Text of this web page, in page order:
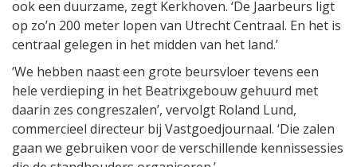
ook een duurzame, zegt Kerkhoven. ‘De Jaarbeurs ligt
op zo’n 200 meter lopen van Utrecht Centraal. En het is
centraal gelegen in het midden van het land.’
‘We hebben naast een grote beursvloer tevens een
hele verdieping in het Beatrixgebouw gehuurd met
daarin zes congreszalen’, vervolgt Roland Lund,
commercieel directeur bij Vastgoedjournaal. ‘Die zalen
gaan we gebruiken voor de verschillende kennissessies